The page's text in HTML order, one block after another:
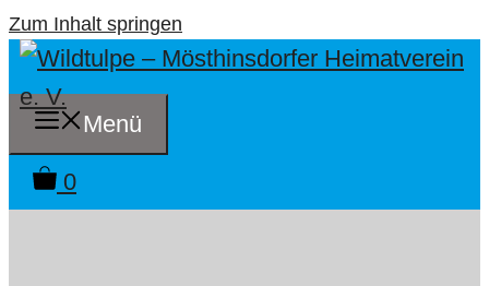
Zum Inhalt springen
Menü
0